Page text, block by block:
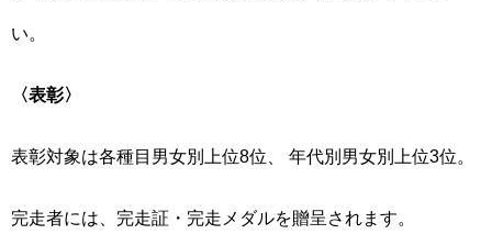
い。
〈表彰〉
表彰対象は各種目男女別上位8位、 年代別男女別上位3位。
完走者には、完走証・完走メダルを贈呈されます。